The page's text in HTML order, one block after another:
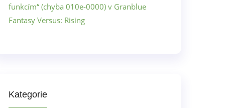
funkcím“ (chyba 010e-0000) v Granblue
Fantasy Versus: Rising
Kategorie